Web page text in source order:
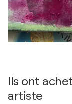
Ils ont
artiste